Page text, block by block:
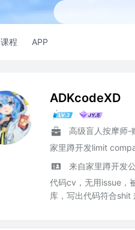
课程 APP
ADKcodeXD
来自家里蹲开发
代码cv，无用issue，
库，写出代码符合shit